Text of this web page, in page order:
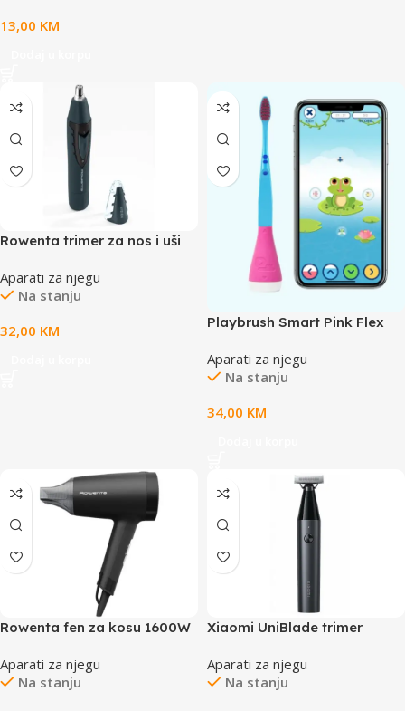
13,00 KM
Rowenta trimer za nos i uši
Aparati za njegu
Na stanju
32,00 KM
Playbrush Smart Pink Flex
bilo koju dječiju četkicu
Aparati za njegu
Na stanju
34,00 KM
Rowenta fen za kosu 1600W
Aparati za njegu
Na stanju
Xiaomi UniBlade trimer
bežično punjenje
Aparati za njegu
Na stanju